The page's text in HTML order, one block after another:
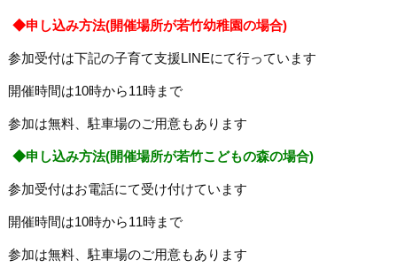
◆申し込み方法(開催場所が若竹幼稚園の場合)
参加受付は下記の子育て支援LINEにて行っています
開催時間は10時から11時まで
参加は無料、駐車場のご用意もあります
◆申し込み方法(開催場所が若竹こどもの森の場合)
参加受付はお電話にて受け付けています
開催時間は10時から11時まで
参加は無料、駐車場のご用意もあります